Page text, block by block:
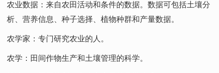
农业数据：来自农田活动和条件的数据。数据可包括土壤分
析、营养信息、种子选择、植物种群和产量数据。
农学家：专门研究农业的人。
农学：田间作物生产和土壤管理的科学。